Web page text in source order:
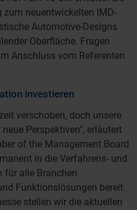
zum neuentwickelten IMD-
Automotive-Designs
Oberfläche. Fragen
Anschluss vom Referenten
investieren
verschoben, doch unsere
Perspektiven", erläutert
of the Management Board
in die Verfahrens- und
für alle Branchen
Funktionslösungen bereit.
stellen wir die aktuellen